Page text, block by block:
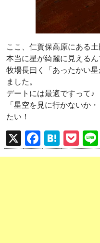
ここ、仁賀保高原にある
本当に星が綺麗に見えるん
牧場長曰く「あったかい
ました。
デートには最適ですって♪
「星空を見に行かないか
たい！
X
F
a
H
at
P
o